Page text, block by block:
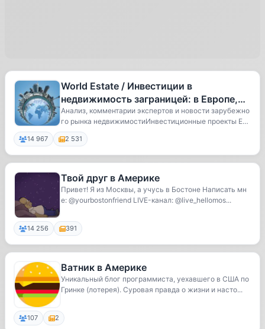
World Estate / Инвестиции в
недвижимость заграницей: в Европе,
Азии, Америке
Анализ, комментарии экспертов и новости зарубежно
го рынка недвижимостиИнвестиционные проекты Евр
о...
14 967 2 531
Твой друг в Америке
Привет! Я из Москвы, а учусь в Бостоне Написать мн
е: @yourbostonfriend LIVE-канал: @live_hellomos...
14 256 391
Ватник в Америке
Уникальный блог программиста, уехавшего в США по
Гринке (лотерея). Суровая правда о жизни и насто...
107 2